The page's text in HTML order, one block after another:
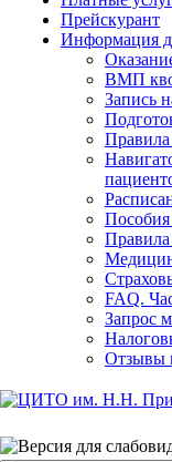
Прейскурант
Информация
ВМП
Запись
Правила
Пособия
Правила
FAQ.
Запрос
Отзывы